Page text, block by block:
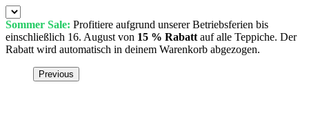
Sommer Sale: Profitiere aufgrund unserer Betriebsferien bis
einschließlich 16. August von 15 % Rabatt auf alle Teppiche. Der
Rabatt wird automatisch in deinem Warenkorb abgezogen.
Previous